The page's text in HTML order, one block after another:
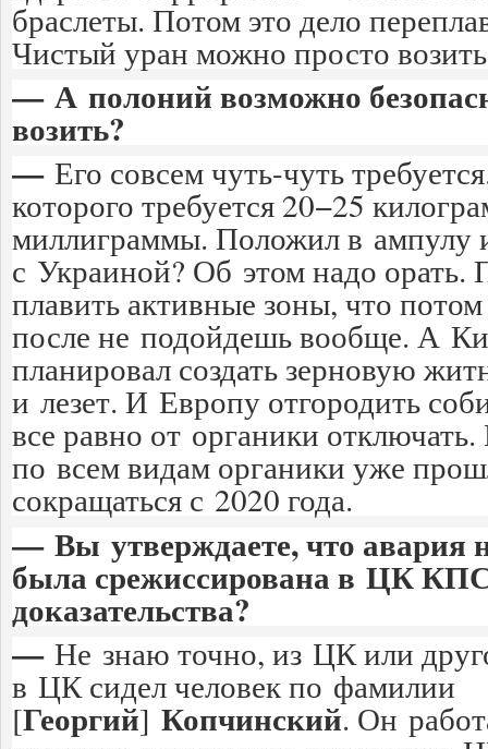
браслеты. Потом это дело
Чистый уран можно просто
— А полоний возможно
возить?
— Его совсем чуть-чуть
которого требуется 20−25
миллиграммы. Положил в ампулу
с Украиной? Об этом надо орать.
плавить активные зоны, что
после не подойдешь вообще. А
планировал создать зерновую
и лезет. И Европу отгородить
все равно от органики отключать.
по всем видам органики уже
сокращаться с 2020 года.
— Вы утверждаете, что
была срежиссирована в ЦК
доказательства?
— Не знаю точно, из ЦК или
в ЦК сидел человек по фамилии
[Георгий] Копчинский. Он